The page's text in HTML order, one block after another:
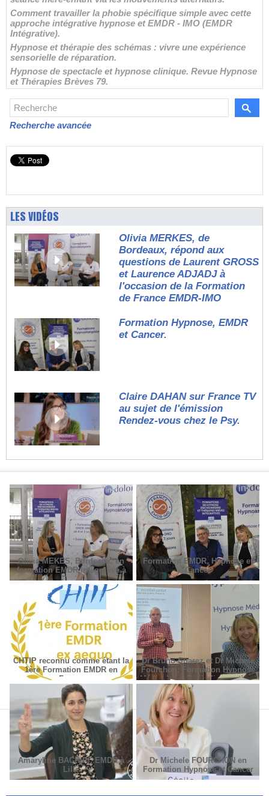
Comment travailler la phobie spécifique simple avec cette
approche intégrative hypnose et EMDR - IMO (EMDR
Intégrative).
Hypnose et thérapie des schémas : vivre une expérience
sensorielle de réparation.
Hypnose de spectacle et hypnose clinique. Revue Hypnose
et Thérapies Brèves 79.
Recherche avancée
LES VIDÉOS
Olivia MERKES, de
Bordeaux, répond aux
questions de Laurent GROSS
et Laurence ADJADJ à
l'occasion de la Formation
de France EMDR-IMO
Formation Hypnose, EMDR
et Cancer.
Claire DAHAN sur France TV
au sujet de l'émission
Rendez-vous chez le Psy.
Olivia MEKES, Bordeaux, en
formation EMDR Intégrative à
Paris
Formation EMDR, Hypnose et
Cancer
CHTIP reconnu comme étant la
1ère Formation EMDR en
France
Dr Bruno Suarez et Dr Michèle
Fourchon: Formation Hypnose
Médicale en Radiodiagnostic et
Radiothérapie.
Amaryline BACHIRI, EMDR à
Lille
Dr Michele FOURCHON en
Formation Hypnose et Cancer